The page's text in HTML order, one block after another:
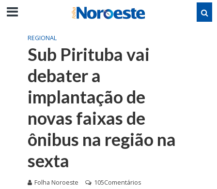
REGIONAL
Sub Pirituba vai
debater a
implantação de
novas faixas de
ônibus na região na
sexta
Folha Noroeste 105Comentários